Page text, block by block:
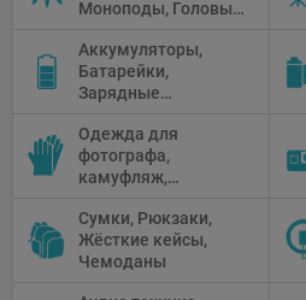
освещение
Моноподы, Головы
Аккумуляторы,
Батарейки,
Зарядные
питания, Солнечные
панели
Одежда для
фотографа,
камуфляж,
Сумки, Рюкзаки,
Жёсткие кейсы,
Чемоданы